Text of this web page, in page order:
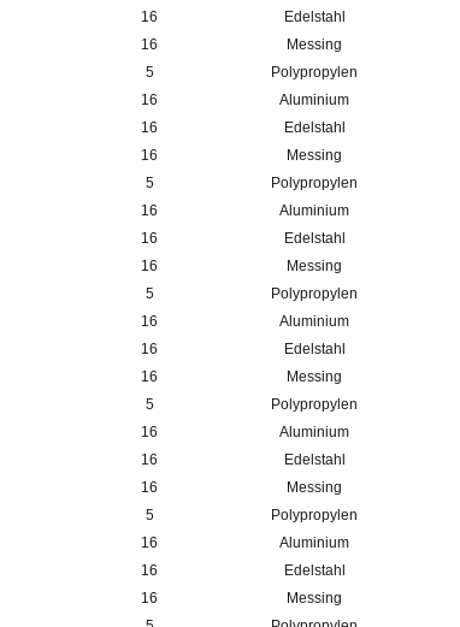
16
Edelstahl
16
Messing
5
Polypropylen
16
Aluminium
16
Edelstahl
16
Messing
5
Polypropylen
16
Aluminium
16
Edelstahl
16
Messing
5
Polypropylen
16
Aluminium
16
Edelstahl
16
Messing
5
Polypropylen
16
Aluminium
16
Edelstahl
16
Messing
5
Polypropylen
16
Aluminium
16
Edelstahl
16
Messing